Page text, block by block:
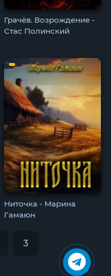
Грачёв. Возрождение -
Стас Полинский
Ниточка - Марина
Гамаюн
3